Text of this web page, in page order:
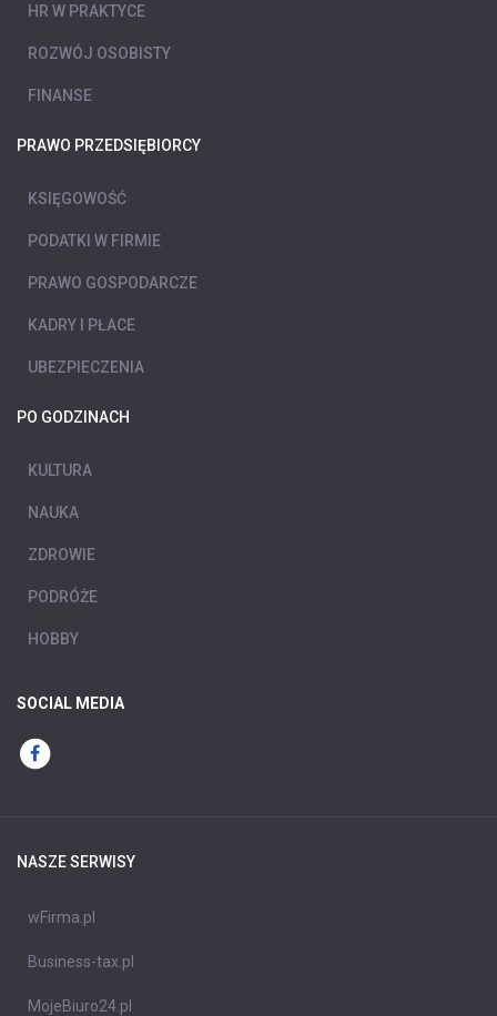
HR W PRAKTYCE
ROZWÓJ OSOBISTY
FINANSE
PRAWO PRZEDSIĘBIORCY
KSIĘGOWOŚĆ
PODATKI W FIRMIE
PRAWO GOSPODARCZE
KADRY I PŁACE
UBEZPIECZENIA
PO GODZINACH
KULTURA
NAUKA
ZDROWIE
PODRÓŻE
HOBBY
SOCIAL MEDIA
NASZE SERWISY
wFirma.pl
Business-tax.pl
MojeBiuro24.pl